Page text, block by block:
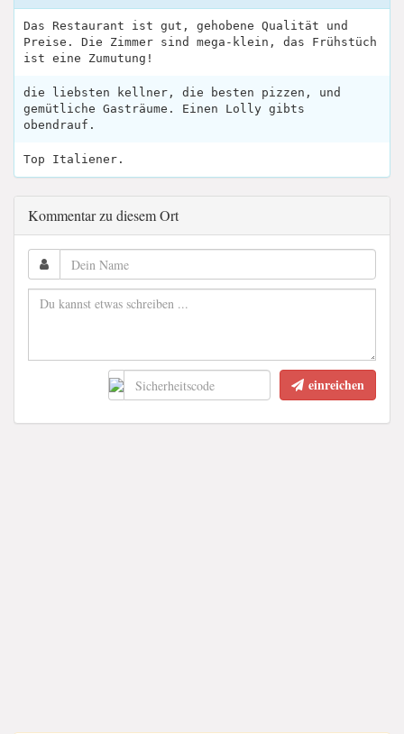
Das Restaurant ist gut, gehobene Qualität und
Preise. Die Zimmer sind mega-klein, das Frühstüch
ist eine Zumutung!
die liebsten kellner, die besten pizzen, und
gemütliche Gasträume. Einen Lolly gibts
obendrauf.
Top Italiener.
Kommentar zu diesem Ort
einreichen